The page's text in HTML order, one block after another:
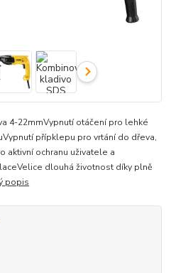
4-22mmVypnutí otáčení pro lehké
přípklepu pro vrtání do dřeva,
aktivní ochranu uživatele a
dlouhá životnost díky plně
popis